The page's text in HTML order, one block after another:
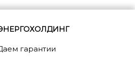
гарантии